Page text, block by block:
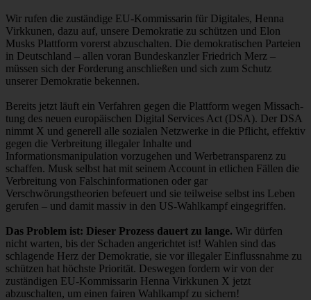
Wir rufen die zuständige EU-Kommissarin für Digitales, Henna
Virkkunen, dazu auf, unsere Demokratie zu schützen und Elon
Musks Plattform vorerst abzuschalten. Die demokratischen Parteien
in Deutschland – allen voran Bundeskanzler Friedrich Merz –
müssen sich der Forderung anschließen und sich zum Schutz
unserer Demokratie bekennen.
Bereits jetzt läuft ein Verfahren gegen die Platt­form wegen Miss­ach­
tung des neuen europäischen Di­gi­tal Ser­vices Act (DSA). Der DSA
nimmt X und generell alle sozialen Netzwerke in die Pflicht, effektiv
gegen die Verbreitung illegaler Inhalte und
Informationsmanipulation vorzugehen und Werbetransparenz zu
schaffen. Musk selbst hat mit seinem Account in etlichen Fällen die
Verbreitung von Falschinformationen oder gar
Verschwörungstheorien befeuert und sie teilweise selbst ins Leben
gerufen – und damit massiv in den US-Wahlkampf eingegriffen.
Das Problem ist: Dieser Prozess dauert zu lange. Wir dürfen
nicht warten, bis der Schaden angerichtet ist! Wahlen sind das
schlagende Herz der Demokratie, sie vor illegaler Einflussnahme zu
schützen hat höchste Priorität. Deswegen fordern wir von der
zuständigen EU-Kommissarin Henna Virkkunen X jetzt
abzuschalten, um einen fairen Wahlkampf zu sichern!